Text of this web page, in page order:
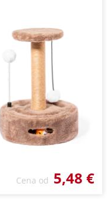
Cena od 5,48 €